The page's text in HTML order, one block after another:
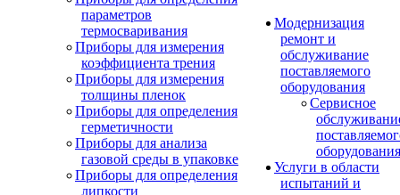
параметров
термосваривания
Приборы для измерения
коэффициента трения
Приборы для измерения
толщины пленок
Приборы для определения
герметичности
Приборы для анализа
газовой среды в упаковке
Приборы для определения
липкости
Модернизация
ремонт и
обслуживание
поставляемого
оборудования
Сервисное
оборудования
Услуги в области
испытаний и